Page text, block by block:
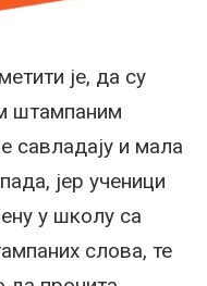
је, да су
штампаним
савладају и мала
јер ученици
у школу са
слова, те